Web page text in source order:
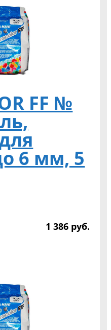
FF №
6 мм, 5
1 386 руб.